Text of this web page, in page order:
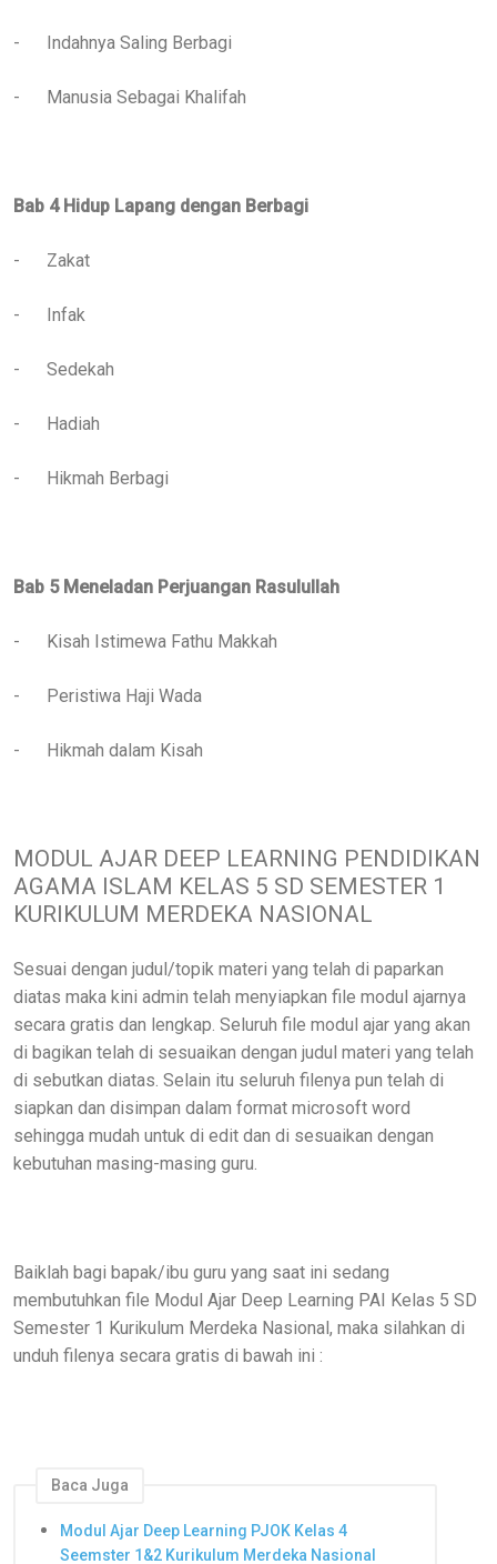
- Indahnya Saling Berbagi
- Manusia Sebagai Khalifah
Bab 4 Hidup Lapang dengan Berbagi
- Zakat
- Infak
- Sedekah
- Hadiah
- Hikmah Berbagi
Bab 5 Meneladan Perjuangan Rasulullah
- Kisah Istimewa Fathu Makkah
- Peristiwa Haji Wada
- Hikmah dalam Kisah
MODUL AJAR DEEP LEARNING PENDIDIKAN
AGAMA ISLAM KELAS 5 SD SEMESTER 1
KURIKULUM MERDEKA NASIONAL
Sesuai dengan judul/topik materi yang telah di paparkan
diatas maka kini admin telah menyiapkan file modul ajarnya
secara gratis dan lengkap. Seluruh file modul ajar yang akan
di bagikan telah di sesuaikan dengan judul materi yang telah
di sebutkan diatas. Selain itu seluruh filenya pun telah di
siapkan dan disimpan dalam format microsoft word
sehingga mudah untuk di edit dan di sesuaikan dengan
kebutuhan masing-masing guru.
Baiklah bagi bapak/ibu guru yang saat ini sedang
membutuhkan file Modul Ajar Deep Learning PAI Kelas 5 SD
Semester 1 Kurikulum Merdeka Nasional, maka silahkan di
unduh filenya secara gratis di bawah ini :
Baca Juga
Modul Ajar Deep Learning PJOK Kelas 4
Seemster 1&2 Kurikulum Merdeka Nasional